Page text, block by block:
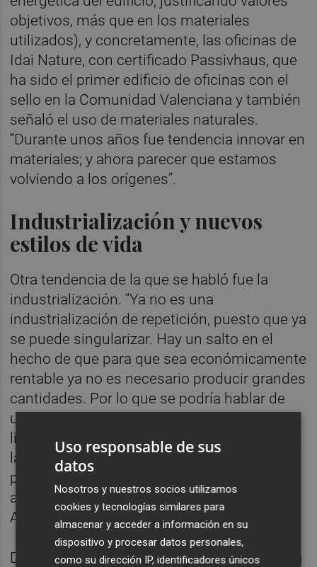
objetivos, más que en los materiales
utilizados), y concretamente, las oficinas de
Idai Nature, con certificado Passivhaus, que
ha sido el primer edificio de oficinas con el
sello en la Comunidad Valenciana y también
señaló el uso de materiales naturales.
“Durante unos años fue tendencia innovar en
materiales; y ahora parecer que estamos
volviendo a los orígenes”.
Industrialización y nuevos
estilos de vida
Otra tendencia de la que se habló fue la
industrialización. “Ya no es una
industrialización de repetición, puesto que ya
se puede singularizar. Hay un salto en el
hecho de que para que sea económicamente
rentable ya no es necesario producir grandes
cantidades. Por lo que se podría hablar de
una nueva artesanía. Y esto va totalmente
ligado a la sostenibilidad. Es importante que
las viviendas se puedan ir adaptando para
poder ser funcionales durante muchos más
años (que es lo sostenible)”, aseguró Marivi
Aras.
De hecho, los nuevos estilos de vida influyen
Uso responsable de sus
datos
Nosotros y nuestros socios utilizamos
cookies y tecnologías similares para
almacenar y acceder a información en su
dispositivo y procesar datos personales,
como su dirección IP, identificadores únicos